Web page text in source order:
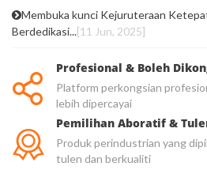
Membuka kunci Kejuruteraan
Berdedikasi...[11 Jun, 2025]
Profesional & Boleh
Platform perkongsian
lebih dipercayai
Pemilihan Aboratif &
Produk perindustrian yang
tulen dan berkualiti